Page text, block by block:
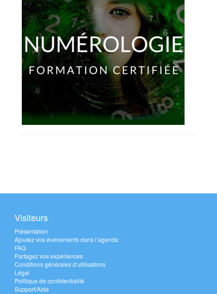
Visiteurs
Présentation
Ajoutez vos événements dans l’agenda
FAQ
Partagez vos expériences
Conditions générales d’utilisations
Légal
Politique de confidentialité
Support/Aide